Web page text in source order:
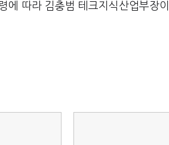
에 따라 김충범 테크지식산업부장